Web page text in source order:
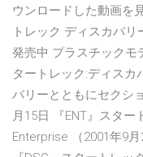
ウンロードした動画を
トレック ディスカバリ
発売中 プラスチックモ
タートレック:ディスカ
バリーとともにセクシ
月15日 『ENT』スター
Enterprise （2001年9